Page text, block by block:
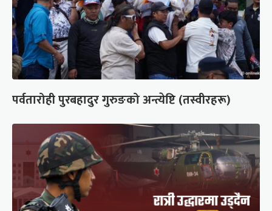
पर्वतारोही पुरबहादुर गुरुङको अन्त्येष्टि (तस्वीरहरू)